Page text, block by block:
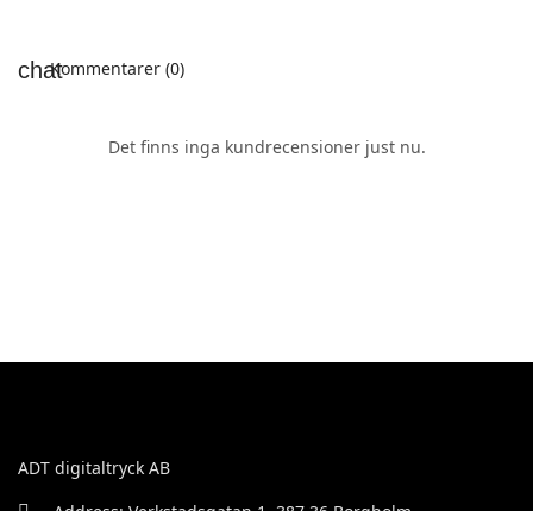
Kommentarer (0)
Det finns inga kundrecensioner just nu.
ADT digitaltryck AB